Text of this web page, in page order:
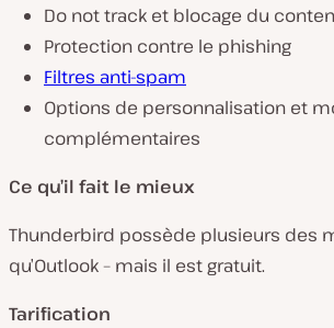
Do not track et blocage du
Protection contre le phishing
Filtres anti-spam
Options de personnalisation et
complémentaires
Ce qu’il fait le mieux
Thunderbird possède plusieurs des
qu’Outlook – mais il est gratuit.
Tarification